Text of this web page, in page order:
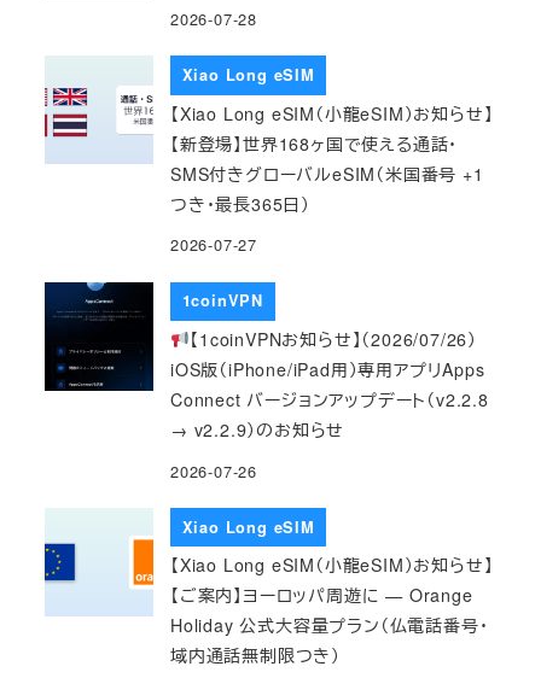
2026-07-28
Xiao Long eSIM
【Xiao Long eSIM（小龍eSIM）お知らせ】
【新登場】世界168ヶ国で使える通話・
SMS付きグローバルeSIM（米国番号 +1
つき・最長365日）
2026-07-27
1coinVPN
【1coinVPNお知らせ】（2026/07/26）
iOS版（iPhone/iPad用）専用アプリApps
Connect バージョンアップデート（v2.2.8
→ v2.2.9）のお知らせ
2026-07-26
Xiao Long eSIM
【Xiao Long eSIM（小龍eSIM）お知らせ】
【ご案内】ヨーロッパ周遊に — Orange
Holiday 公式大容量プラン（仏電話番号・
域内通話無制限つき）